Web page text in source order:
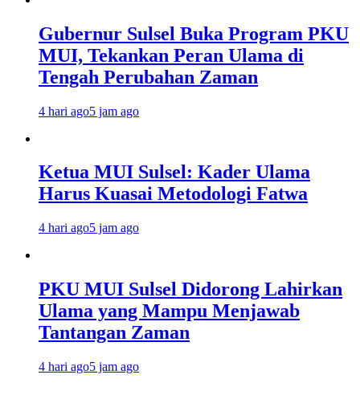
Gubernur Sulsel Buka Program PKU
MUI, Tekankan Peran Ulama di
Tengah Perubahan Zaman
4 hari ago5 jam ago
Ketua MUI Sulsel: Kader Ulama
Harus Kuasai Metodologi Fatwa
4 hari ago5 jam ago
PKU MUI Sulsel Didorong Lahirkan
Ulama yang Mampu Menjawab
Tantangan Zaman
4 hari ago5 jam ago